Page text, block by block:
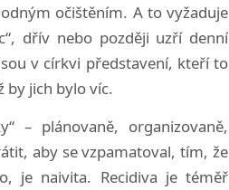
očištěním. A to vyžaduje
dřív nebo později uzří denní
v církvi představení, kteří to
by jich bylo víc.
– plánovaně, organizovaně,
aby se vzpamatoval, tím, že
je naivita. Recidiva je téměř